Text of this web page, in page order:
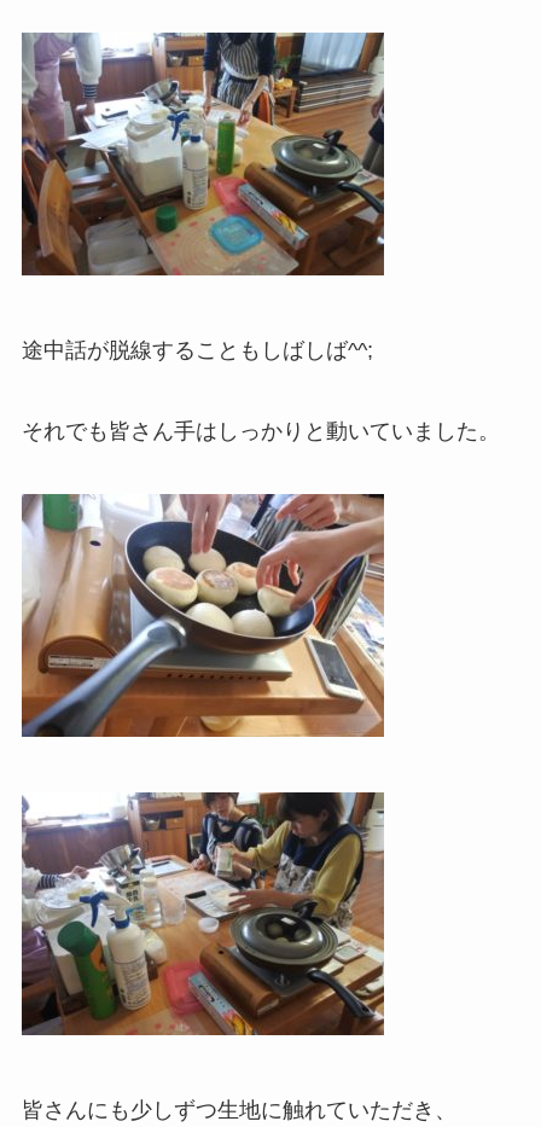
途中話が脱線することもしばしば^^;
それでも皆さん手はしっかりと動いていました。
皆さんにも少しずつ生地に触れていただき、